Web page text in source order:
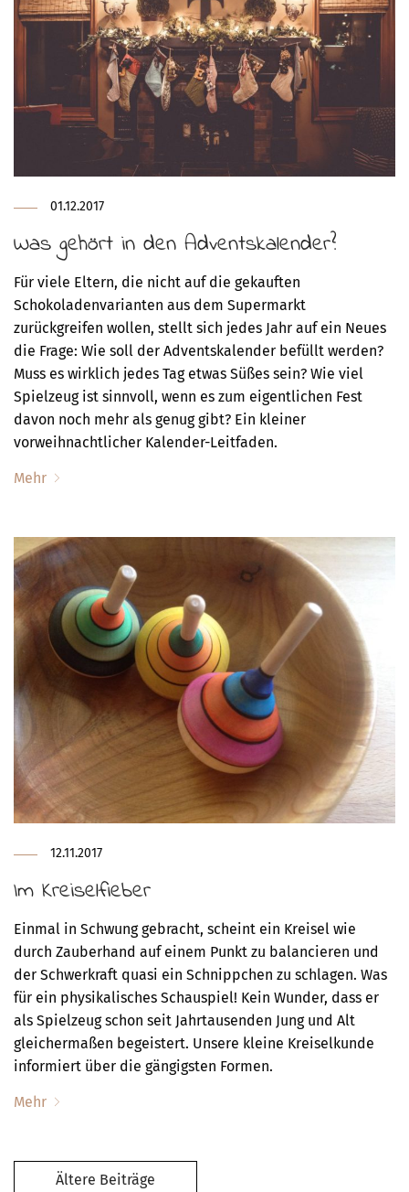
01.12.2017
Was gehört in den Adventskalender?
Für viele Eltern, die nicht auf die gekauften
Schokoladenvarianten aus dem Supermarkt
zurückgreifen wollen, stellt sich jedes Jahr auf ein Neues
die Frage: Wie soll der Adventskalender befüllt werden?
Muss es wirklich jedes Tag etwas Süßes sein? Wie viel
Spielzeug ist sinnvoll, wenn es zum eigentlichen Fest
davon noch mehr als genug gibt? Ein kleiner
vorweihnachtlicher Kalender-Leitfaden.
Mehr
12.11.2017
Im Kreiselfieber
Einmal in Schwung gebracht, scheint ein Kreisel wie
durch Zauberhand auf einem Punkt zu balancieren und
der Schwerkraft quasi ein Schnippchen zu schlagen. Was
für ein physikalisches Schauspiel! Kein Wunder, dass er
als Spielzeug schon seit Jahrtausenden Jung und Alt
gleichermaßen begeistert. Unsere kleine Kreiselkunde
informiert über die gängigsten Formen.
Mehr
Ältere Beiträge